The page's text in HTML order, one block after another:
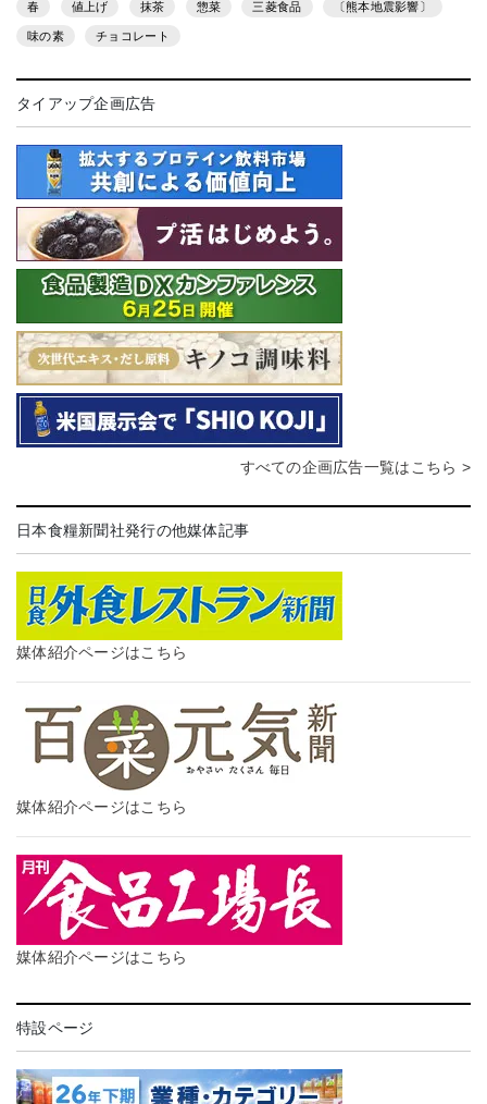
春 値上げ 抹茶 惣菜 三菱食品 〔熊本地震影響〕
味の素 チョコレート
タイアップ企画広告
すべての企画広告一覧はこちら >
日本食糧新聞社発行の他媒体記事
媒体紹介ページはこちら
媒体紹介ページはこちら
媒体紹介ページはこちら
特設ページ